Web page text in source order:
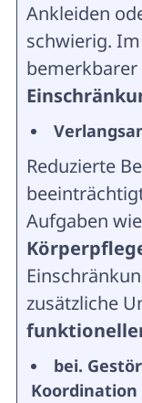
Ankleiden
schwierig.
bemerkbarer
Reduzierte
Aufgaben wie
zusätzliche
bei.
Koordination